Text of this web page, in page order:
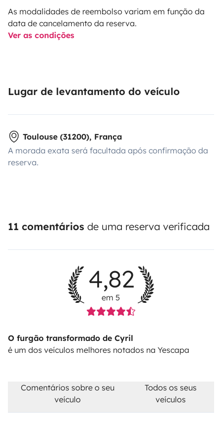
As modalidades de reembolso variam em função da
data de cancelamento da reserva.
Ver as condições
Lugar de levantamento do veículo
Toulouse (31200), França
A morada exata será facultada após confirmação da
reserva.
11 comentários de uma reserva verificada
4,82
em 5
O furgão transformado de Cyril
é um dos veículos melhores notados na Yescapa
Comentários sobre o seu
veículo
Todos os seus
veículos